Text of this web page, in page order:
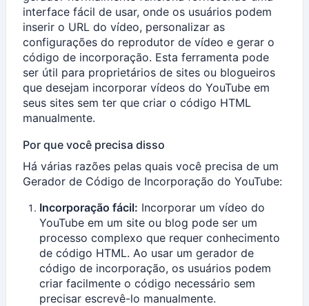
interface fácil de usar, onde os usuários podem
inserir o URL do vídeo, personalizar as
configurações do reprodutor de vídeo e gerar o
código de incorporação. Esta ferramenta pode
ser útil para proprietários de sites ou blogueiros
que desejam incorporar vídeos do YouTube em
seus sites sem ter que criar o código HTML
manualmente.
Por que você precisa disso
Há várias razões pelas quais você precisa de um
Gerador de Código de Incorporação do YouTube:
Incorporação fácil: Incorporar um vídeo do
YouTube em um site ou blog pode ser um
processo complexo que requer conhecimento
de código HTML. Ao usar um gerador de
código de incorporação, os usuários podem
criar facilmente o código necessário sem
precisar escrevê-lo manualmente.